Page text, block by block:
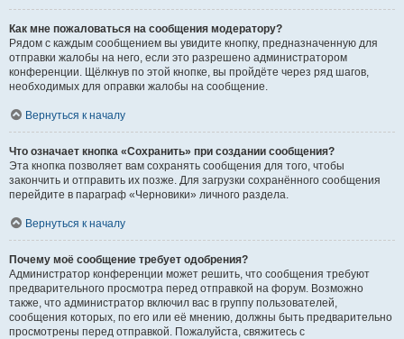
Как мне пожаловаться на сообщения модератору?
Рядом с каждым сообщением вы увидите кнопку, предназначенную для
отправки жалобы на него, если это разрешено администратором
конференции. Щёлкнув по этой кнопке, вы пройдёте через ряд шагов,
необходимых для оправки жалобы на сообщение.
Вернуться к началу
Что означает кнопка «Сохранить» при создании сообщения?
Эта кнопка позволяет вам сохранять сообщения для того, чтобы
закончить и отправить их позже. Для загрузки сохранённого сообщения
перейдите в параграф «Черновики» личного раздела.
Вернуться к началу
Почему моё сообщение требует одобрения?
Администратор конференции может решить, что сообщения требуют
предварительного просмотра перед отправкой на форум. Возможно
также, что администратор включил вас в группу пользователей,
сообщения которых, по его или её мнению, должны быть предварительно
просмотрены перед отправкой. Пожалуйста, свяжитесь с